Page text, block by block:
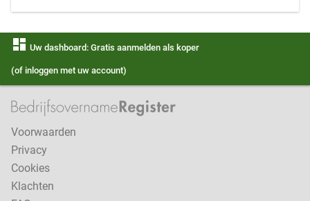
dashboard Uw dashboard: Gratis aanmelden als koper
(of inloggen met uw account)
Voorwaarden
Privacy
Cookies
Klachten